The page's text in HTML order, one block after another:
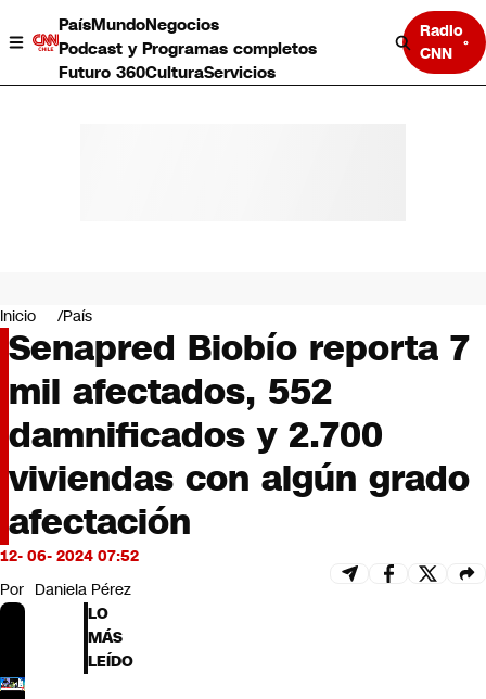
PaísMundoNegocios
Podcast y Programas completos
Futuro 360CulturaServicios
Radio
CNN
Negocios
Deportes
Programas completos
Cultura
Servicios
Bits
CNN tiempo
Futuro 360
Opinión
Inicio País
Senapred Biobío reporta 7
mil afectados, 552
damnificados y 2.700
viviendas con algún grado
afectación
12- 06- 2024 07:52
Por Daniela Pérez
LO
MÁS
LEÍDO